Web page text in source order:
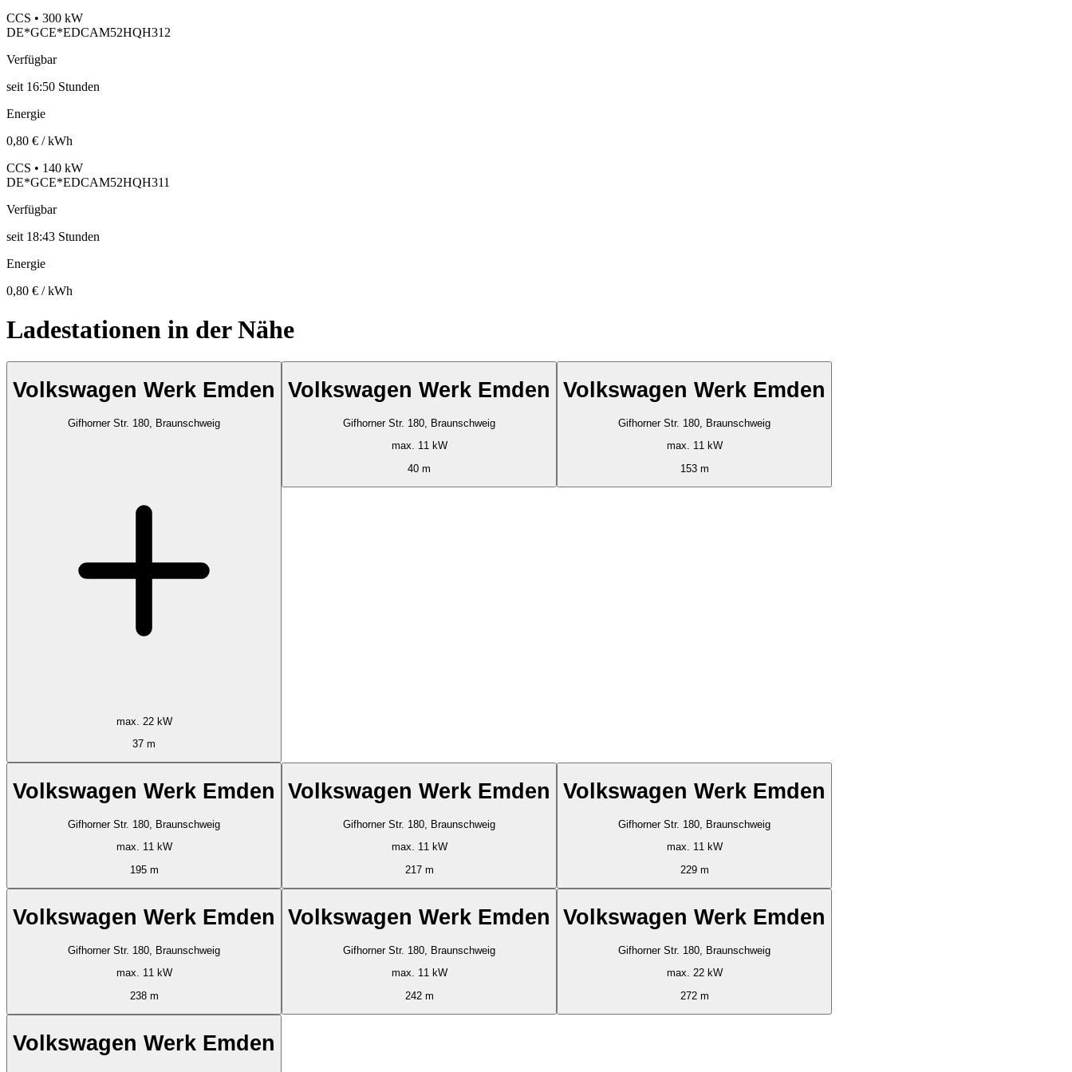
CCS • 300 kW
DE*GCE*EDCAM52HQH312
Verfügbar
seit 16:50 Stunden
Energie
0,80 € / kWh
CCS • 140 kW
DE*GCE*EDCAM52HQH311
Verfügbar
seit 18:43 Stunden
Energie
0,80 € / kWh
Ladestationen in der Nähe
Volkswagen Werk Emden
Gifhorner Str. 180, Braunschweig
max. 22 kW
37 m
Volkswagen Werk Emden
Gifhorner Str. 180, Braunschweig
max. 11 kW
40 m
Volkswagen Werk Emden
Gifhorner Str. 180, Braunschweig
max. 11 kW
153 m
Volkswagen Werk Emden
Gifhorner Str. 180, Braunschweig
max. 11 kW
195 m
Volkswagen Werk Emden
Gifhorner Str. 180, Braunschweig
max. 11 kW
217 m
Volkswagen Werk Emden
Gifhorner Str. 180, Braunschweig
max. 11 kW
229 m
Volkswagen Werk Emden
Gifhorner Str. 180, Braunschweig
max. 11 kW
238 m
Volkswagen Werk Emden
Gifhorner Str. 180, Braunschweig
max. 11 kW
242 m
Volkswagen Werk Emden
Gifhorner Str. 180, Braunschweig
max. 22 kW
272 m
Volkswagen Werk Emden